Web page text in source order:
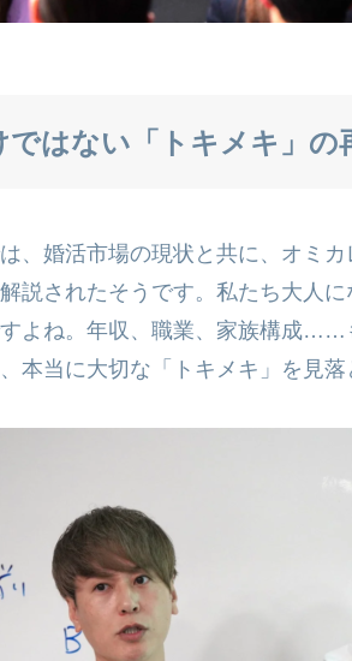
ではない「トキメキ」の
、婚活市場の現状と共に、オミ
説されたそうです。私たち大人
よね。年収、職業、家族構成
本当に大切な「トキメキ」を見落